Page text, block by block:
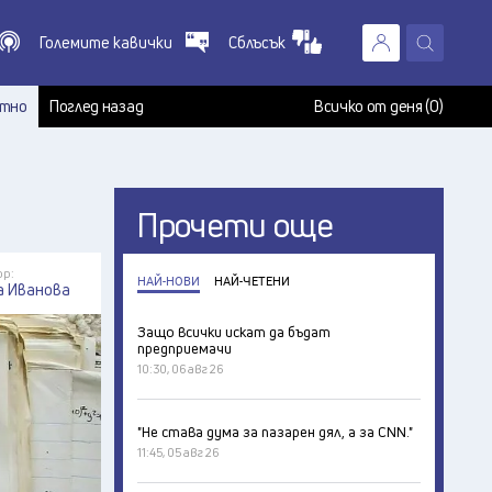
X
Големите кавички Сблъсък
Поглед назад Всичко от деня (0)
Иванова
Прочети още
НАЙ-НОВИ НАЙ-ЧЕТЕНИ
Защо всички искат да бъдат
предприемачи
10:30, 06 авг 26
"Не става дума за пазарен дял, а за CNN."
11:45, 05 авг 26